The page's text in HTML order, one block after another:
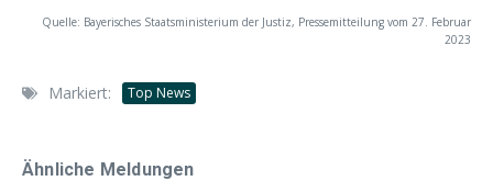
Quelle: Bayerisches Staatsministerium der Justiz, Pressemitteilung vom 27. Februar
2023
Markiert: Top News
Ähnliche Meldungen